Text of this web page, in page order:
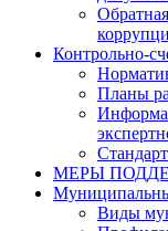
Контрольно-
Планы
МЕРЫ
Виды